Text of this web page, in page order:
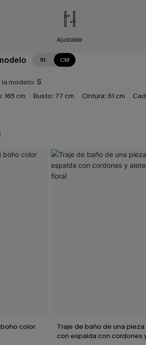
Ajustable
IN CM
la modelo: S
165 cm Busto: 77 cm Cintura: 61 cm
color
Traje de baño de una pieza
con espalda con cordones